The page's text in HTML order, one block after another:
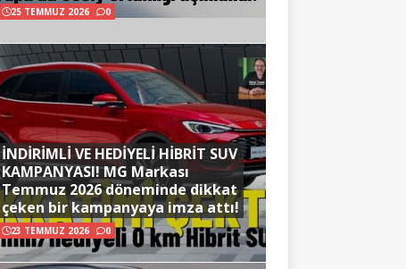
25 TEMMUZ 2026 0
İNDİRİMLİ VE HEDİYELİ HİBRİT SUV
KAMPANYASI! MG Markası
Temmuz 2026 döneminde dikkat
çeken bir kampanyaya imza attı!
23 TEMMUZ 2026 0